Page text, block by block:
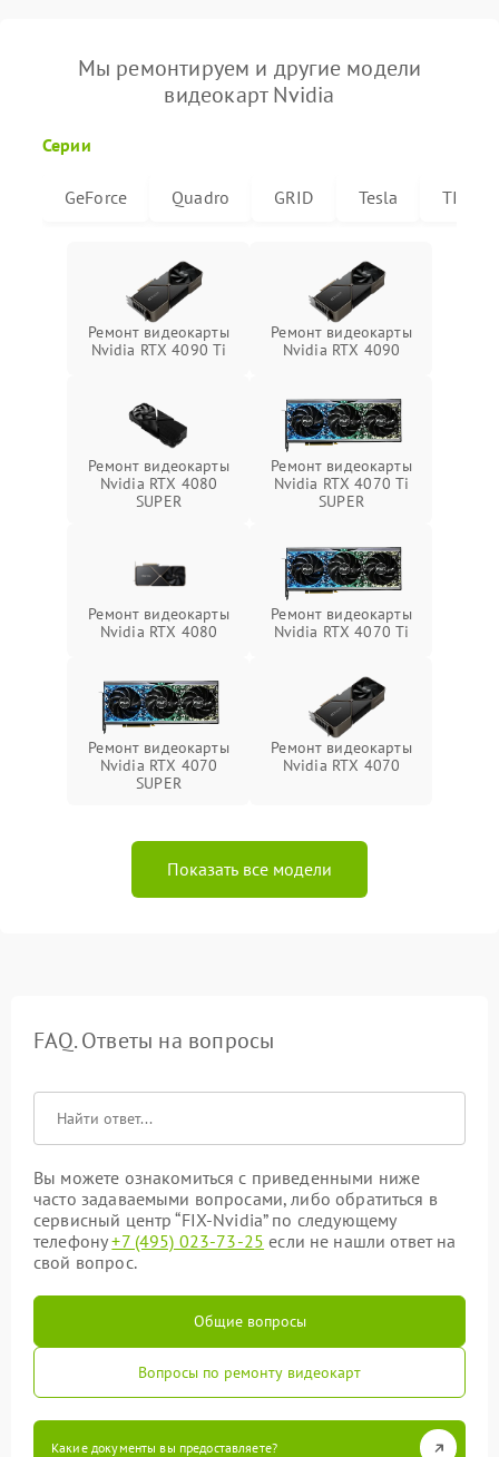
Мы ремонтируем и другие модели
видеокарт Nvidia
Серии
GeForce Quadro GRID Tesla TITAN
Ремонт видеокарты
Nvidia RTX 4090 Ti
Ремонт видеокарты
Nvidia RTX 4090
Ремонт видеокарты
Nvidia RTX 4080
SUPER
Ремонт видеокарты
Nvidia RTX 4070 Ti
SUPER
Ремонт видеокарты
Nvidia RTX 4080
Ремонт видеокарты
Nvidia RTX 4070 Ti
Ремонт видеокарты
Nvidia RTX 4070
SUPER
Ремонт видеокарты
Nvidia RTX 4070
Показать все модели
FAQ. Ответы на вопросы
Вы можете ознакомиться с приведенными ниже
часто задаваемыми вопросами, либо обратиться в
сервисный центр “FIX-Nvidia” по следующему
телефону+7 (495) 023-73-25 если не нашли ответ на
свой вопрос.
Общие вопросы
Вопросы по ремонту видеокарт
Какие документы вы предоставляете?